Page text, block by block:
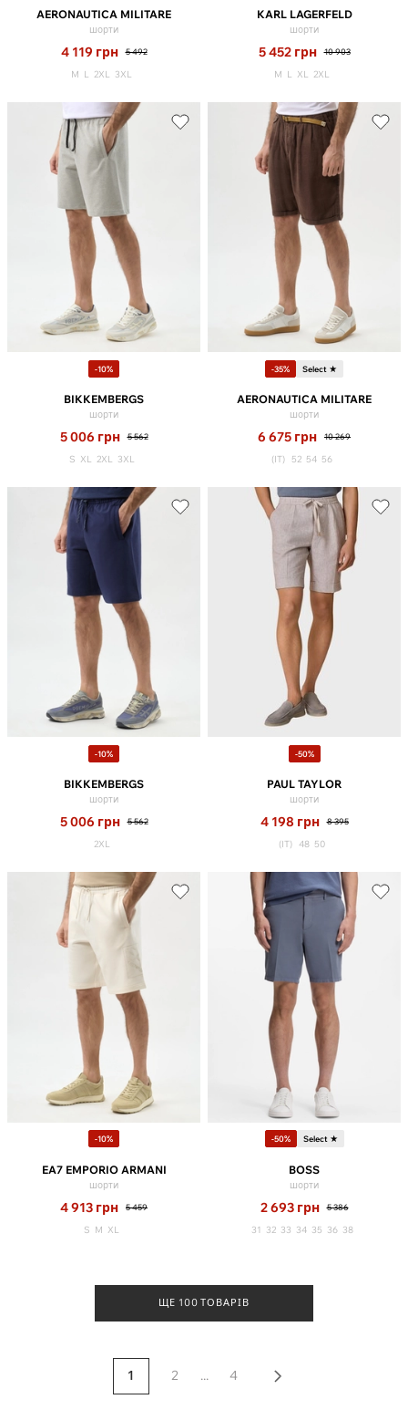
AERONAUTICA MILITARE
шорти
4 119 грн 5 492
M L 2XL 3XL
KARL LAGERFELD
шорти
5 452 грн 10 903
M L XL 2XL
-10%
BIKKEMBERGS
шорти
5 006 грн 5 562
S XL 2XL 3XL
-35% Select ★
AERONAUTICA MILITARE
шорти
6 675 грн 10 269
(IT) 52 54 56
-10%
BIKKEMBERGS
шорти
5 006 грн 5 562
2XL
-50%
PAUL TAYLOR
шорти
4 198 грн 8 395
(IT) 48 50
-10%
EA7 EMPORIO ARMANI
шорти
4 913 грн 5 459
S M XL
-50% Select ★
BOSS
шорти
2 693 грн 5 386
31 32 33 34 35 36 38
ЩЕ 100 ТОВАРІВ
1 2 ... 4